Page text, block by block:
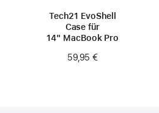
Tech21 EvoShell
Case für
14" MacBook Pro
59,95 €